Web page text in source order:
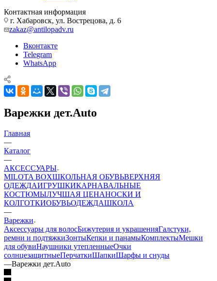
Контактная информация
г. Хабаровск, ул. Вострецова, д. 6
zakaz@antilopadv.ru
Вконтакте
Telegram
WhatsApp
Варежки дет.Auto
Главная
—
Каталог
—
АКСЕССУАРЫ
MILOTA BOXШКОЛЬНАЯ ОБУВЬВЕРХНЯЯ
ОДЕЖДАИГРУШКИКАРНАВАЛЬНЫЕ
КОСТЮМЫЛУЧШАЯ ЦЕНАНОСКИ И
КОЛГОТКИОБУВЬОДЕЖДАШКОЛА
—
Варежки
Аксессуары для волосБижутерия и украшенияГалстуки,
ремни и подтяжкиЗонтыКепки и панамыКомплектыМешки
для обувиНаушники утепленныеОчки
солнцезащитныеПерчаткиШапкиШарфы и снуды
—Варежки дет.Auto